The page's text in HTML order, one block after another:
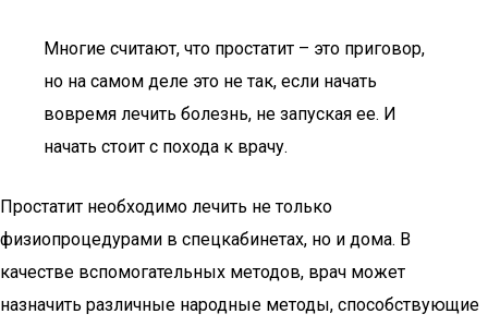
Многие считают, что простатит – это приговор,
но на самом деле это не так, если начать
вовремя лечить болезнь, не запуская ее. И
начать стоит с похода к врачу.
Простатит необходимо лечить не только
физиопроцедурами в спецкабинетах, но и дома. В
качестве вспомогательных методов, врач может
назначить различные народные методы, способствующие